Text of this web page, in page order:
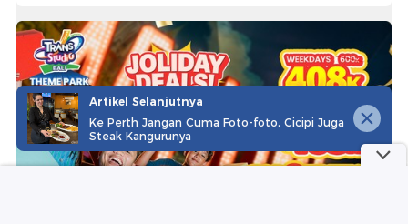
Artikel Selanjutnya
Ke Perth Jangan Cuma Foto-foto, Cicipi Juga
Steak Kangurunya